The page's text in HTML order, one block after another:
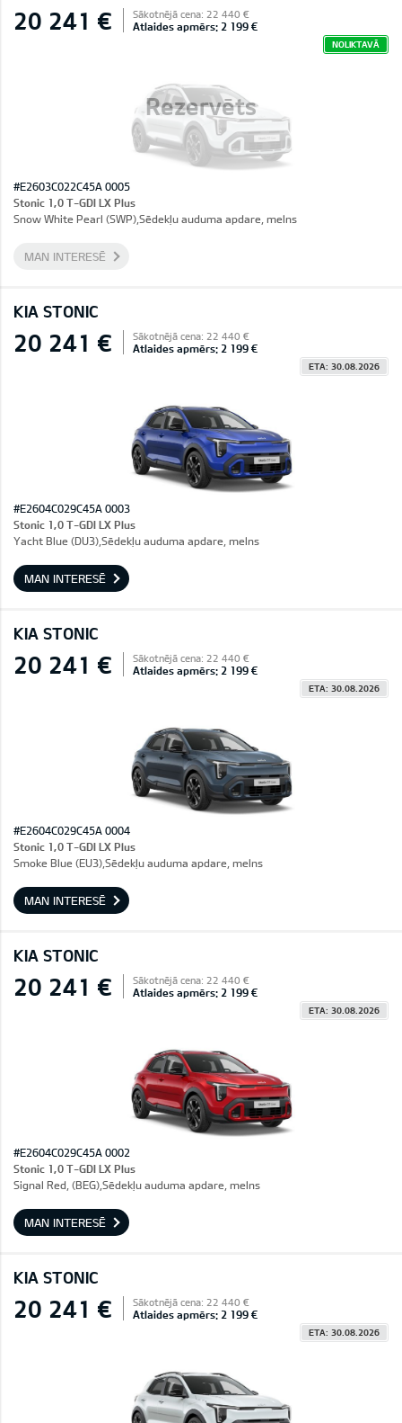
Rezervēts
20 241 € Sākotnējā cena: 22 440 €
Atlaides apmērs: 2 199 €
NOLIKTAVĀ
#E2603C022C45A 0005
Stonic 1,0 T-GDI LX Plus
Snow White Pearl (SWP),Sēdekļu auduma apdare, melns
MAN INTERESĒ
KIA STONIC
20 241 € Sākotnējā cena: 22 440 €
Atlaides apmērs: 2 199 €
ETA: 30.08.2026
#E2604C029C45A 0003
Stonic 1,0 T-GDI LX Plus
Yacht Blue (DU3),Sēdekļu auduma apdare, melns
MAN INTERESĒ
KIA STONIC
20 241 € Sākotnējā cena: 22 440 €
Atlaides apmērs: 2 199 €
ETA: 30.08.2026
#E2604C029C45A 0004
Stonic 1,0 T-GDI LX Plus
Smoke Blue (EU3),Sēdekļu auduma apdare, melns
MAN INTERESĒ
KIA STONIC
20 241 € Sākotnējā cena: 22 440 €
Atlaides apmērs: 2 199 €
ETA: 30.08.2026
#E2604C029C45A 0002
Stonic 1,0 T-GDI LX Plus
Signal Red, (BEG),Sēdekļu auduma apdare, melns
MAN INTERESĒ
KIA STONIC
20 241 € Sākotnējā cena: 22 440 €
Atlaides apmērs: 2 199 €
ETA: 30.08.2026